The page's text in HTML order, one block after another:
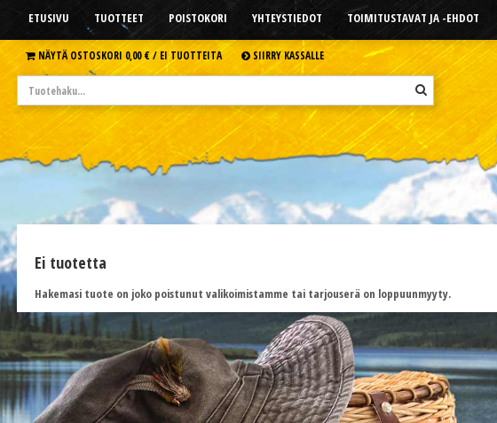
ETUSIVU TUOTTEET POISTOKORI YHTEYSTIEDOT TOIMITUSTAVAT JA -EHDOT
NÄYTÄ OSTOSKORI 0,00 € /EI TUOTTEITA SIIRRY KASSALLE
Ei tuotetta
Hakemasi tuote on joko poistunut valikoimistamme tai tarjouserä on loppuunmyyty.